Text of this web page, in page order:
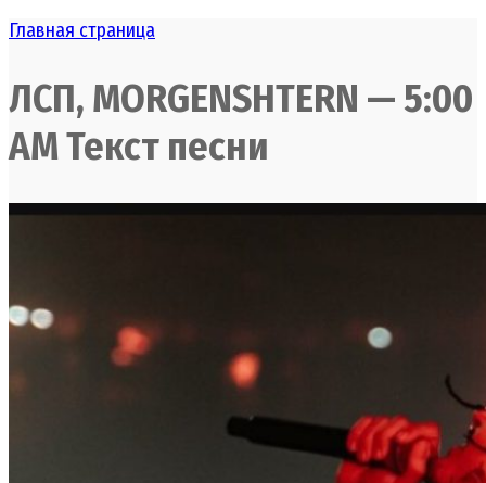
Главная страница
ЛСП, MORGENSHTERN — 5:00
AM Текст песни